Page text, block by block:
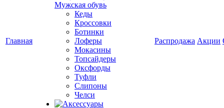
Главная
Мужская обувь
Кеды
Кроссовки
Ботинки
Лоферы
Мокасины
Топсайдеры
Оксфорды
Туфли
Слипоны
Челси
Распродажа Акции